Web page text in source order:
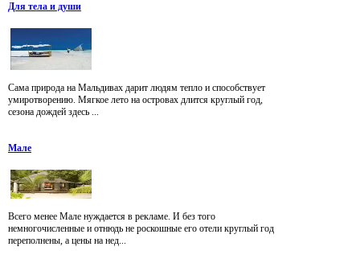
Для тела и души
Сама природа на Мальдивах дарит людям тепло и способствует
умиротворению. Мягкое лето на островах длится круглый год,
сезона дождей здесь ...
Мале
Всего менее Мале нуждается в рекламе. И без того
немногочисленные и отнюдь не роскошные его отели круглый год
переполнены, а цены на нед...